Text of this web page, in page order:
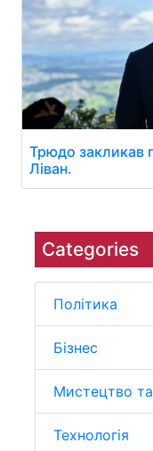
Categories
Політика
Бізнес
Мистецтво
Технологія
Трюдо закликав
Ліван.